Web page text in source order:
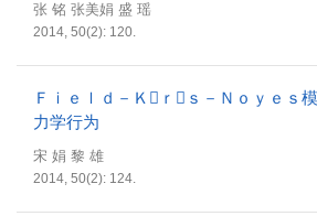
张 铭 张美娟 盛 瑶
2014, 50(2): 120.
Ｆｉｅｌｄ－Ｋｒｓ－Ｎｏｙｅｓ
力学行为
宋 娟 黎 雄
2014, 50(2): 124.